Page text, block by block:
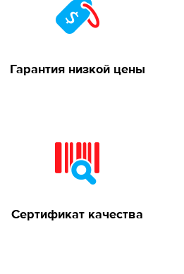
Гарантия низкой цены
Сертификат качества